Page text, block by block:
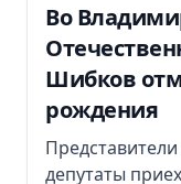
Во
Шибков
рождения
депутаты